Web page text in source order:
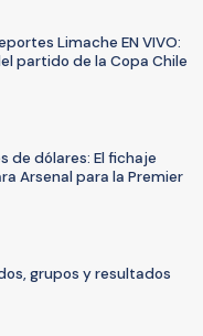
Limache EN VIVO:
partido de la Copa Chile
de dólares: El fichaje
Arsenal para la Premier
grupos y resultados